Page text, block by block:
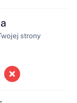
strony